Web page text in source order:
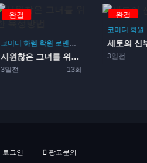
완결
코미디 하렘 학원 로맨스
시원찮은 그녀를 위한 육성방...
3일전 13화
완결
코미디 학원
세토의 신
3일전
로그인 광고문의